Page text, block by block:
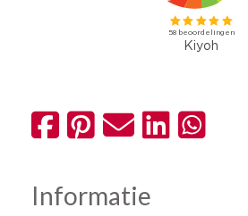
Informatie